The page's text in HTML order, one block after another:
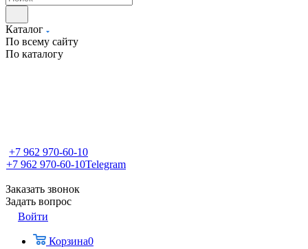
Каталог
По всему сайту
По каталогу
+7 962 970-60-10
+7 962 970-60-10Telegram
Заказать звонок
Задать вопрос
Войти
Корзина0